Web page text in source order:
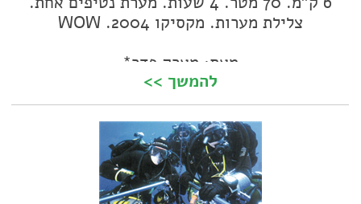
צלילת מערות. מקסיקו 2004. WOW
מאת: מארק פדר*
להמשך >>